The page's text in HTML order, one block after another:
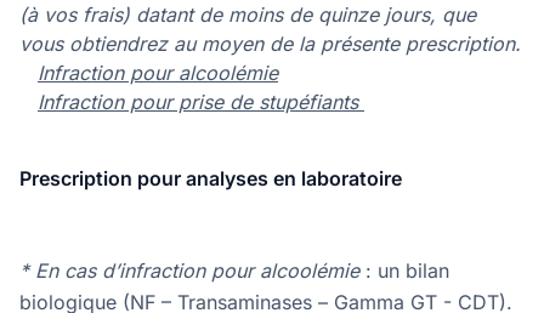
(à vos frais) datant de moins de quinze jours, que
vous obtiendrez au moyen de la présente prescription.
Infraction pour alcoolémie
Infraction pour prise de stupéfiants
Prescription pour analyses en laboratoire
* En cas d’infraction pour alcoolémie: un bilan
biologique (NF – Transaminases – Gamma GT - CDT).